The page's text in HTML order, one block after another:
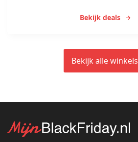
Bekijk deals
Bekijk alle winkels